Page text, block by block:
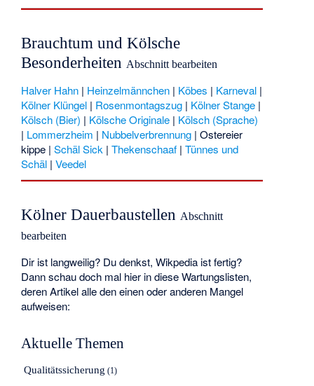
Brauchtum und Kölsche
BesonderheitenAbschnitt bearbeiten
Halver Hahn | Heinzelmännchen | Köbes | Karneval |
Kölner Klüngel | Rosenmontagszug | Kölner Stange |
Kölsch (Bier) | Kölsche Originale | Kölsch (Sprache)
| Lommerzheim | Nubbelverbrennung |Ostereier
kippe |Schäl Sick |Thekenschaaf |Tünnes und
Schäl |Veedel
Kölner DauerbaustellenAbschnitt
bearbeiten
Dir ist langweilig? Du denkst, Wikpedia ist fertig?
Dann schau doch mal hier in diese Wartungslisten,
deren Artikel alle den einen oder anderen Mangel
aufweisen:
Aktuelle Themen
Qualitätssicherung (1)